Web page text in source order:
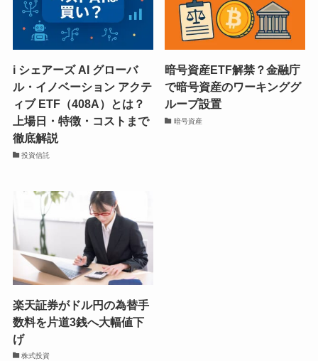
i シェアーズ AI グローバ
ル・イノベーション アクテ
ィブ ETF（408A）とは？
上場日・特徴・コストまで
徹底解説
投資信託
暗号資産ETF解禁？金融庁
で暗号資産のワーキンググ
ループ設置
暗号資産
楽天証券がドル円の為替手
数料を片道3銭へ大幅値下
げ
株式投資